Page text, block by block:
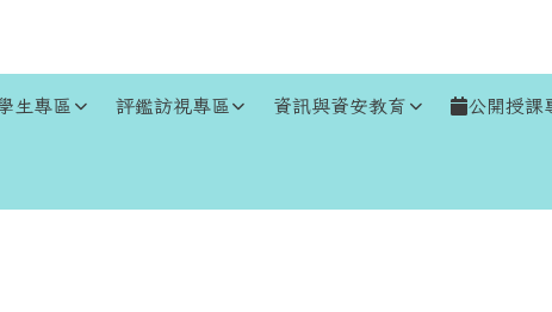
生專區 評鑑訪視專區 資訊與資安教育 公開授課
域